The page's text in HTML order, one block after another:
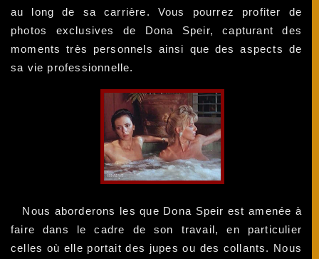
au long de sa carrière. Vous pourrez profiter de
photos exclusives de Dona Speir, capturant des
moments très personnels ainsi que des aspects de
sa vie professionnelle.
Nous aborderons les que Dona Speir est amenée à
faire dans le cadre de son travail, en particulier
celles où elle portait des jupes ou des collants. Nous